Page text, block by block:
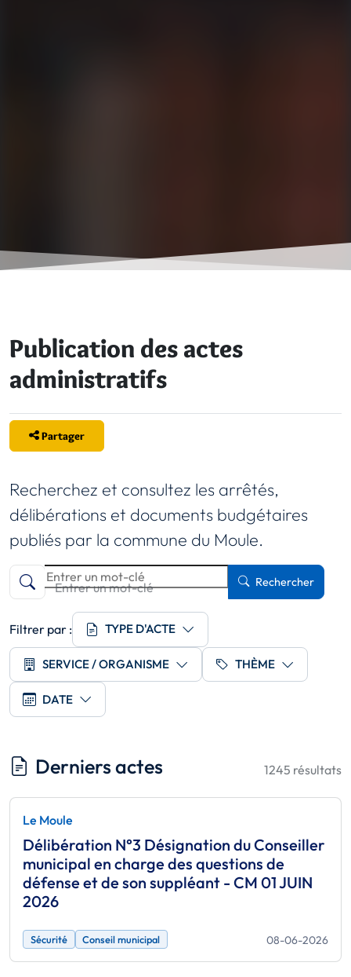
Publication des actes
administratifs
Partager
Recherchez et consultez les arrêtés,
délibérations et documents budgétaires
publiés par la commune du Moule.
Recherche
Entrer un mot-clé Rechercher
Filtrer par :
Type d'acte
TYPE D'ACTE
Service / Organisme
SERVICE / ORGANISME
Thème
THÈME
Date
DATE
Derniers actes 1245 résultats
Le Moule
Délibération N°3 Désignation du Conseiller
municipal en charge des questions de
défense et de son suppléant - CM 01 JUIN
2026
Sécurité Conseil municipal 08-06-2026